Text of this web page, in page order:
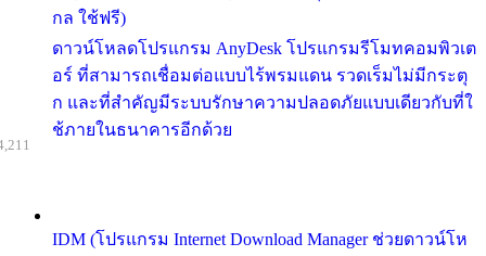
กล ใช้ฟรี)
ดาวน์โหลดโปรแกรม AnyDesk โปรแกรมรีโมทคอมพิวเต
อร์ ที่สามารถเชื่อมต่อแบบไร้พรมแดน รวดเร็มไม่มีกระตุ
ก และที่สำคัญมีระบบรักษาความปลอดภัยแบบเดียวกับที่ใ
ช้ภายในธนาคารอีกด้วย
IDM (โปรแกรม Internet Download Manager ช่วยดาวน์โห